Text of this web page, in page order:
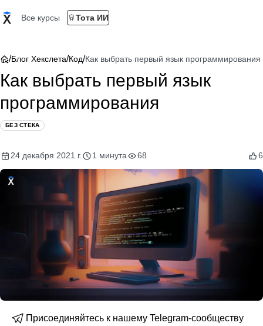
Все курсы Тота ИИ
/Блог Хекслета/Код/Как выбрать первый язык программирования
Как выбрать первый язык
программирования
БЕЗ СТЕКА
24 декабря 2021 г. 1 минута 68 6
Присоединяйтесь к нашему Telegram-сообществу